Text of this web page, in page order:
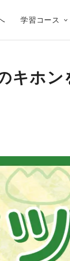
学習コース
キホ